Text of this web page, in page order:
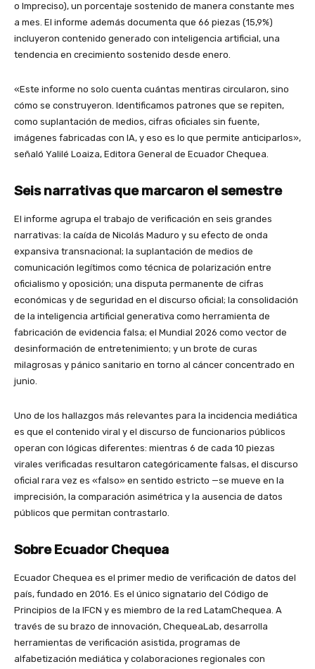
o Impreciso), un porcentaje sostenido de manera constante mes
a mes. El informe además documenta que 66 piezas (15,9%)
incluyeron contenido generado con inteligencia artificial, una
tendencia en crecimiento sostenido desde enero.
«Este informe no solo cuenta cuántas mentiras circularon, sino
cómo se construyeron. Identificamos patrones que se repiten,
como suplantación de medios, cifras oficiales sin fuente,
imágenes fabricadas con IA, y eso es lo que permite anticiparlos»,
señaló Yalilé Loaiza, Editora General de Ecuador Chequea.
Seis narrativas que marcaron el semestre
El informe agrupa el trabajo de verificación en seis grandes
narrativas: la caída de Nicolás Maduro y su efecto de onda
expansiva transnacional; la suplantación de medios de
comunicación legítimos como técnica de polarización entre
oficialismo y oposición; una disputa permanente de cifras
económicas y de seguridad en el discurso oficial; la consolidación
de la inteligencia artificial generativa como herramienta de
fabricación de evidencia falsa; el Mundial 2026 como vector de
desinformación de entretenimiento; y un brote de curas
milagrosas y pánico sanitario en torno al cáncer concentrado en
junio.
Uno de los hallazgos más relevantes para la incidencia mediática
es que el contenido viral y el discurso de funcionarios públicos
operan con lógicas diferentes: mientras 6 de cada 10 piezas
virales verificadas resultaron categóricamente falsas, el discurso
oficial rara vez es «falso» en sentido estricto —se mueve en la
imprecisión, la comparación asimétrica y la ausencia de datos
públicos que permitan contrastarlo.
Sobre Ecuador Chequea
Ecuador Chequea es el primer medio de verificación de datos del
país, fundado en 2016. Es el único signatario del Código de
Principios de la IFCN y es miembro de la red LatamChequea. A
través de su brazo de innovación, ChequeaLab, desarrolla
herramientas de verificación asistida, programas de
alfabetización mediática y colaboraciones regionales con